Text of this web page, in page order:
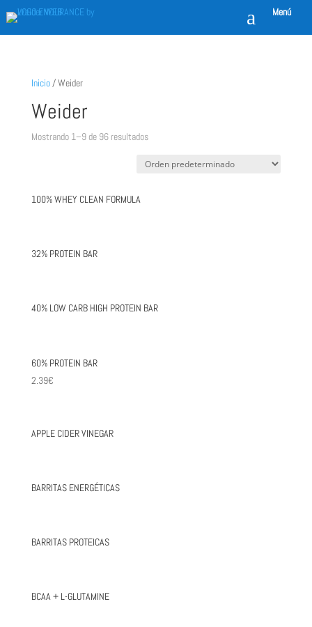
a Menú
Inicio/ Weider
Weider
Mostrando 1–9 de 96 resultados
100% WHEY CLEAN FORMULA
32% PROTEIN BAR
40% LOW CARB HIGH PROTEIN BAR
60% PROTEIN BAR
2.39€
APPLE CIDER VINEGAR
BARRITAS ENERGÉTICAS
BARRITAS PROTEICAS
BCAA + L-GLUTAMINE